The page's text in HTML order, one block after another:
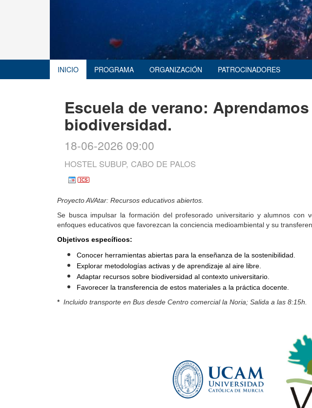
INICIO PROGRAMA ORGANIZACIÓN PATROCINADORES
Escuela de verano:
biodiversidad.
18-06-2026 09:00
HOSTEL SUBUP, CABO DE PALOS
Proyecto AVAtar: Recursos educativos abiertos.
Se busca impulsar la formación del profesorado universitario y alumnos con
enfoques educativos que favorezcan la conciencia medioambiental y su
Objetivos específicos:
Conocer herramientas abiertas para la enseñanza de la sostenibilidad.
Explorar metodologías activas y de aprendizaje al aire libre.
Adaptar recursos sobre biodiversidad al contexto universitario.
Favorecer la transferencia de estos materiales a la práctica docente.
* Incluido transporte en Bus desde Centro comercial la Noria; Salida a las 8:15h.